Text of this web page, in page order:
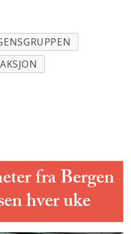
fra Bergen
hver uke